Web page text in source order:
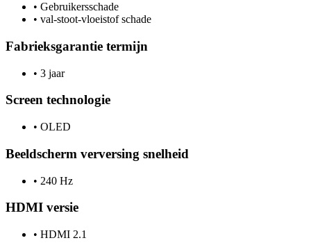
• Gebruikersschade
• val-stoot-vloeistof schade
Fabrieksgarantie termijn
• 3 jaar
Screen technologie
• OLED
Beeldscherm verversing snelheid
• 240 Hz
HDMI versie
• HDMI 2.1